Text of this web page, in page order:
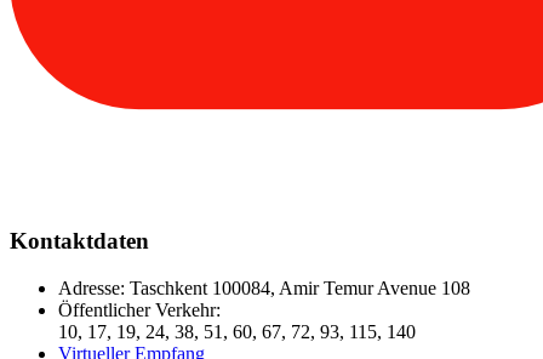
Kontaktdaten
Adresse: Taschkent 100084, Amir Temur Avenue 108
Öffentlicher Verkehr:
10, 17, 19, 24, 38, 51, 60, 67, 72, 93, 115, 140
Virtueller Empfang